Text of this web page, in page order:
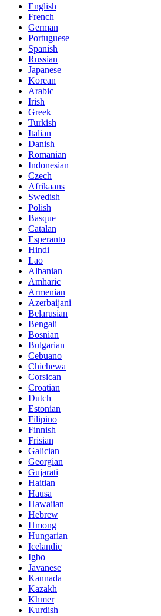
English
French
German
Portuguese
Spanish
Russian
Japanese
Korean
Arabic
Irish
Greek
Turkish
Italian
Danish
Romanian
Indonesian
Czech
Afrikaans
Swedish
Polish
Basque
Catalan
Esperanto
Hindi
Lao
Albanian
Amharic
Armenian
Azerbaijani
Belarusian
Bengali
Bosnian
Bulgarian
Cebuano
Chichewa
Corsican
Croatian
Dutch
Estonian
Filipino
Finnish
Frisian
Galician
Georgian
Gujarati
Haitian
Hausa
Hawaiian
Hebrew
Hmong
Hungarian
Icelandic
Igbo
Javanese
Kannada
Kazakh
Khmer
Kurdish